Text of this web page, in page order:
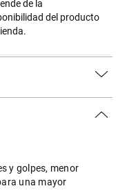
de la
del producto
y golpes, menor
una mayor